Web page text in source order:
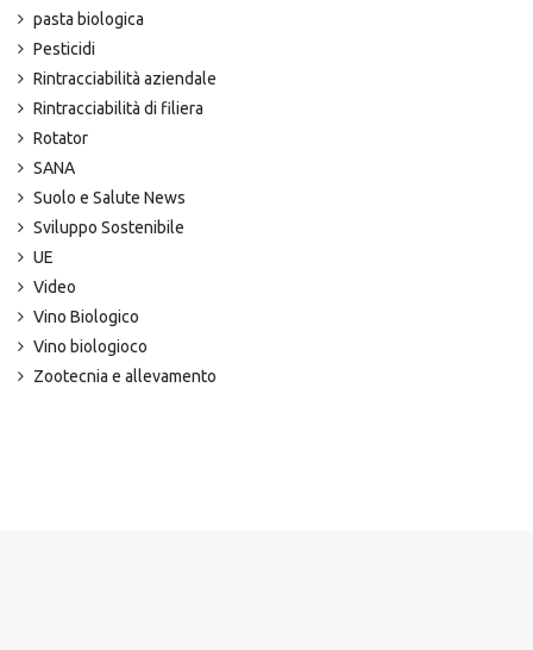
pasta biologica
Pesticidi
Rintracciabilità aziendale
Rintracciabilità di filiera
Rotator
SANA
Suolo e Salute News
Sviluppo Sostenibile
UE
Video
Vino Biologico
Vino biologioco
Zootecnia e allevamento